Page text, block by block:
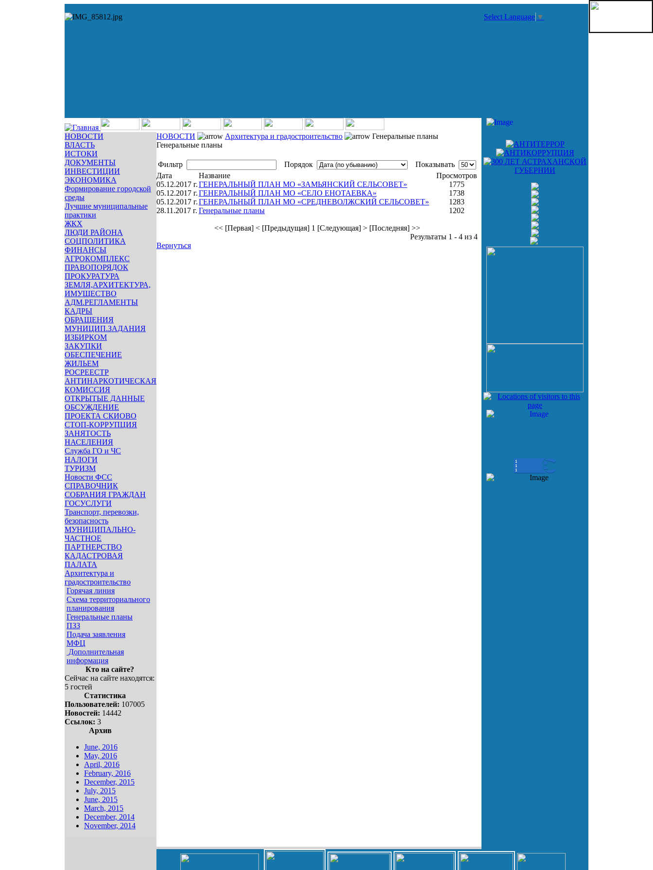
Select Language ▼
НОВОСТИ
ВЛАСТЬ
ИСТОКИ
ДОКУМЕНТЫ
ИНВЕСТИЦИИ
ЭКОНОМИКА
Формирование городской
среды
Лучшие муниципальные
практики
ЖКХ
ЛЮДИ РАЙОНА
СОЦПОЛИТИКА
ФИНАНСЫ
АГРОКОМПЛЕКС
ПРАВОПОРЯДОК
ПРОКУРАТУРА
ЗЕМЛЯ,АРХИТЕКТУРА,
ИМУЩЕСТВО
АДМ.РЕГЛАМЕНТЫ
КАДРЫ
ОБРАЩЕНИЯ
МУНИЦИП.ЗАДАНИЯ
ИЗБИРКОМ
ЗАКУПКИ
ОБЕСПЕЧЕНИЕ
ЖИЛЬЕМ
РОСРЕЕСТР
АНТИНАРКОТИЧЕСКАЯ
КОМИССИЯ
ОТКРЫТЫЕ ДАННЫЕ
ОБСУЖДЕНИЕ
ПРОЕКТА СКИОВО
СТОП-КОРРУПЦИЯ
ЗАНЯТОСТЬ
НАСЕЛЕНИЯ
Служба ГО и ЧС
НАЛОГИ
ТУРИЗМ
Новости ФСС
СПРАВОЧНИК
СОБРАНИЯ ГРАЖДАН
ГОСУСЛУГИ
Транспорт, перевозки,
безопасность
МУНИЦИПАЛЬНО-
ЧАСТНОЕ
ПАРТНЕРСТВО
КАДАСТРОВАЯ
ПАЛАТА
Архитектура и
градостроительство
Горячая линия
Схема территориального
планирования
Генеральные планы
ПЗЗ
Подача заявления
МФЦ
Дополнительная
информация
Кто на сайте?
Сейчас на сайте находятся:
5 гостей
Статистика
Пользователей: 107005
Новостей: 14442
Ссылок: 3
Архив
June, 2016
May, 2016
April, 2016
February, 2016
December, 2015
July, 2015
June, 2015
March, 2015
December, 2014
November, 2014
НОВОСТИ Архитектура и градостроительство
Генеральные планы
Генеральные планы
Фильтр Порядок
Показывать
Дата
Название
Просмотров
05.12.2017 г.ГЕНЕРАЛЬНЫЙ ПЛАН МО «ЗАМЬЯНСКИЙ СЕЛЬСОВЕТ»
1775
05.12.2017 г.ГЕНЕРАЛЬНЫЙ ПЛАН МО «СЕЛО ЕНОТАЕВКА»
1738
05.12.2017 г.ГЕНЕРАЛЬНЫЙ ПЛАН МО «СРЕДНЕВОЛЖСКИЙ СЕЛЬСОВЕТ»
1283
28.11.2017 г. Генеральные планы 1202
<< [Первая] < [Предыдущая] 1 [Следующая] > [Последняя] >>
Результаты 1 - 4 из 4
Вернуться